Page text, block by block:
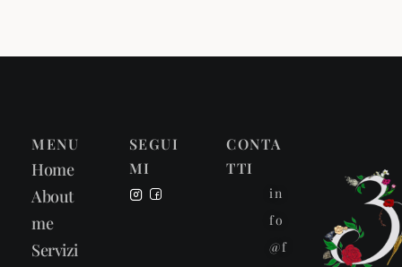
MENU
Home
About
me
Servizi
SEGUI
MI
CONTA
TTI
in
fo
@f